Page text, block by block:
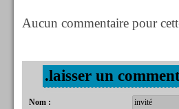
Aucun commentaire pour
.laisser un
Nom :